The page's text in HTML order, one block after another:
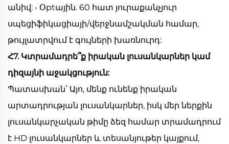
անիվ: • Օptային. 60 հատ յուրաքանչյուր
սպեցիֆիկացիայի/վերջնամշակման համար,
թույլատրվում է գույների խառնուրդ:
Հ7. Կտրամադրե՞ք իրական լուսանկարներ կամ
դիզայնի աջակցություն:
Պատասխան՝ Այո, մենք ունենք իրական
արտադրության լուսանկարներ, իսկ մեր ներքին
լուսանկարչական թիմը ձեզ համար տրամադրում
է HD լուսանկարներ և տեսանյութեր կայքում,